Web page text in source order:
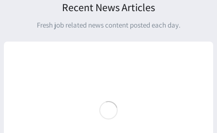
Recent News Articles
Fresh job related news content posted each day.